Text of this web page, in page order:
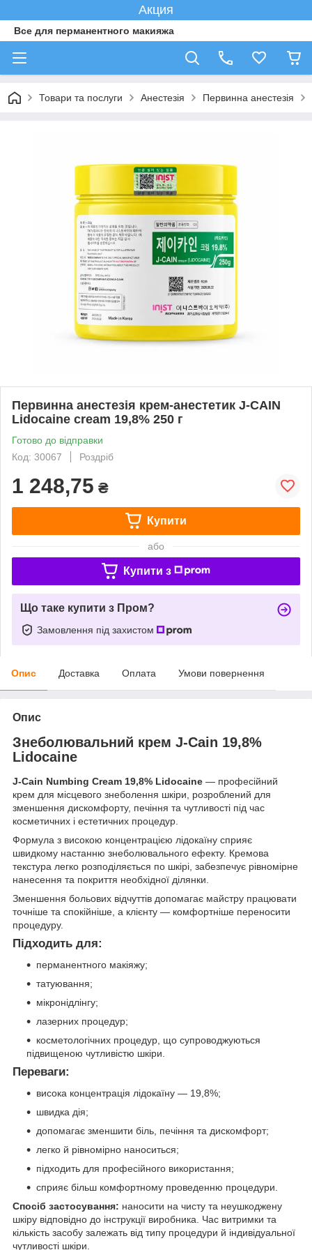
Акция
Все для перманентного макияжа
Товари та послуги Анестезія Первинна анестезія
Первинна анестезія крем-анестетик J-CAIN
Lidocaine cream 19,8% 250 г
Готово до відправки
Код: 30067
Роздріб
1 248,75 ₴
Купити
або
Купити з
Що таке купити з Пром?
Замовлення під захистом
Опис Доставка Оплата Умови повернення
Опис
Знеболювальний крем J-Cain 19,8%
Lidocaine
J-Cain Numbing Cream 19,8% Lidocaine — професійний
крем для місцевого знеболення шкіри, розроблений для
зменшення дискомфорту, печіння та чутливості під час
косметичних і естетичних процедур.
Формула з високою концентрацією лідокаїну сприяє
швидкому настанню знеболювального ефекту. Кремова
текстура легко розподіляється по шкірі, забезпечує рівномірне
нанесення та покриття необхідної ділянки.
Зменшення больових відчуттів допомагає майстру працювати
точніше та спокійніше, а клієнту — комфортніше переносити
процедуру.
Підходить для:
перманентного макіяжу;
татуювання;
мікронідлінгу;
лазерних процедур;
косметологічних процедур, що супроводжуються
підвищеною чутливістю шкіри.
Переваги:
висока концентрація лідокаїну — 19,8%;
швидка дія;
допомагає зменшити біль, печіння та дискомфорт;
легко й рівномірно наноситься;
підходить для професійного використання;
сприяє більш комфортному проведенню процедури.
Спосіб застосування: наносити на чисту та неушкоджену
шкіру відповідно до інструкції виробника. Час витримки та
кількість засобу залежать від типу процедури й індивідуальної
чутливості шкіри.